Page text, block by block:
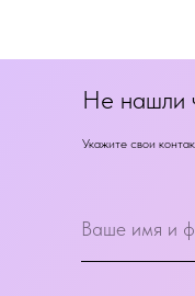
Не нашли
Укажите свои